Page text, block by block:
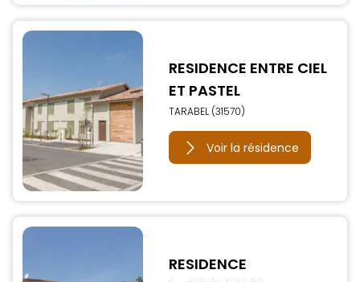
RESIDENCE ENTRE CIEL
ET PASTEL
TARABEL (31570)
Voir la résidence
RESIDENCE